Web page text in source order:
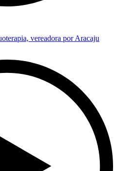
vereadora por Aracaju